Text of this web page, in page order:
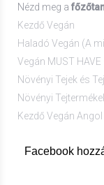
Nézd meg a
Kezdő Vegán
Haladó Vegán (A
Vegán MUST
Növényi Tejek és
Növényi Tejtermékek
Kezdő Vegán
Facebook